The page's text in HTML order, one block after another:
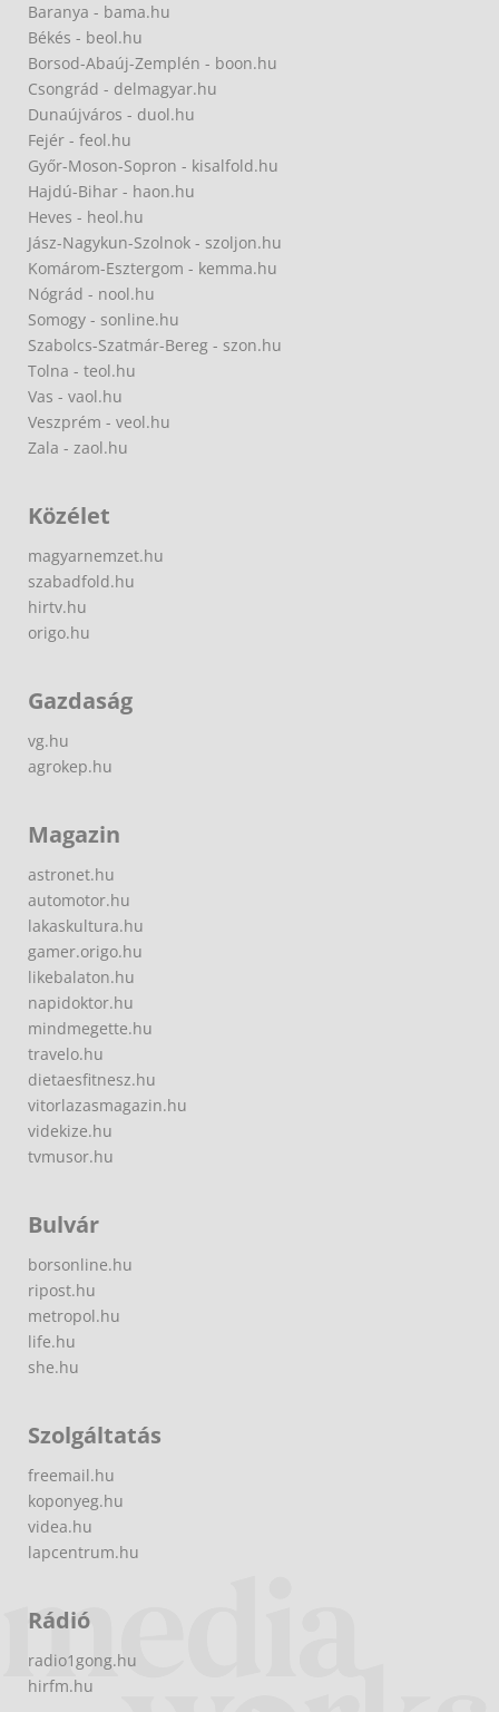
Baranya - bama.hu
Békés - beol.hu
Borsod-Abaúj-Zemplén - boon.hu
Csongrád - delmagyar.hu
Dunaújváros - duol.hu
Fejér - feol.hu
Győr-Moson-Sopron - kisalfold.hu
Hajdú-Bihar - haon.hu
Heves - heol.hu
Jász-Nagykun-Szolnok - szoljon.hu
Komárom-Esztergom - kemma.hu
Nógrád - nool.hu
Somogy - sonline.hu
Szabolcs-Szatmár-Bereg - szon.hu
Tolna - teol.hu
Vas - vaol.hu
Veszprém - veol.hu
Zala - zaol.hu
Közélet
magyarnemzet.hu
szabadfold.hu
hirtv.hu
origo.hu
Gazdaság
vg.hu
agrokep.hu
Magazin
astronet.hu
automotor.hu
lakaskultura.hu
gamer.origo.hu
likebalaton.hu
napidoktor.hu
mindmegette.hu
travelo.hu
dietaesfitnesz.hu
vitorlazasmagazin.hu
videkize.hu
tvmusor.hu
Bulvár
borsonline.hu
ripost.hu
metropol.hu
life.hu
she.hu
Szolgáltatás
freemail.hu
koponyeg.hu
videa.hu
lapcentrum.hu
Rádió
radio1gong.hu
hirfm.hu